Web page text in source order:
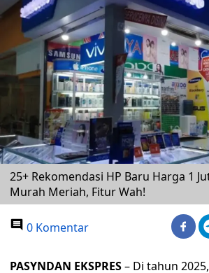
25+ Rekomendasi HP Baru Harga 1
Murah Meriah, Fitur Wah!
0 Komentar
PASYNDAN EKSPRES– Di tahun